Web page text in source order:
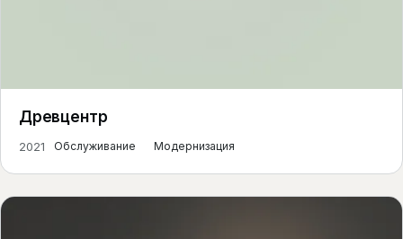
Древцентр
2021 Обслуживание Модернизация